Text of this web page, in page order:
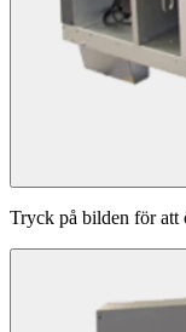
Tryck på bilden för att